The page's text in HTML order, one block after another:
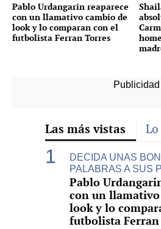
Pablo Urdangarin reaparece
con un llamativo cambio de
look y lo comparan con el
futbolista Ferran Torres
Las más vistas
DECIDA UNAS
PALABRAS A SUS
Pablo
con un
look y lo
futbolista Ferran